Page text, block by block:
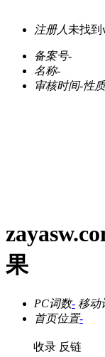
注册人 未找到
备案号-
名称-
审核时间-性质
果
PC词数- 移动
首页位置-
收录 反链